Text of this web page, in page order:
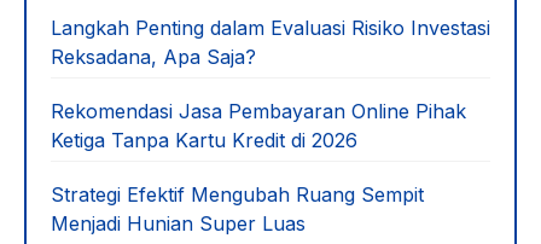
Langkah Penting dalam Evaluasi Risiko Investasi
Reksadana, Apa Saja?
Rekomendasi Jasa Pembayaran Online Pihak
Ketiga Tanpa Kartu Kredit di 2026
Strategi Efektif Mengubah Ruang Sempit
Menjadi Hunian Super Luas